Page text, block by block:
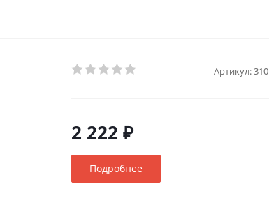
Артикул:310
2 222 ₽
Подробнее